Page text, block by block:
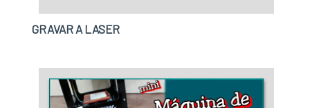
gastos desnecessários.Existem diversos
motivos para a SN indústria Metalúrgica Eireli
uma empresa que entrega confiança e
serviços de qualidade. Alguns desses motivos
são: Atendimento personalizado;
GRAVAR A LASER